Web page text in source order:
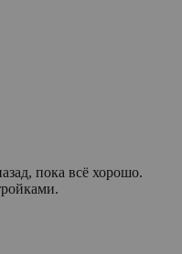
пока всё хорошо.